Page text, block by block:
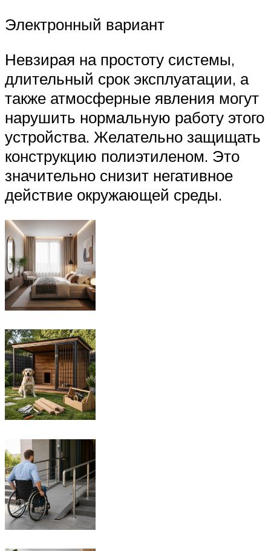
Электронный вариант
Невзирая на простоту системы,
длительный срок эксплуатации, а
также атмосферные явления могут
нарушить нормальную работу этого
устройства. Желательно защищать
конструкцию полиэтиленом. Это
значительно снизит негативное
действие окружающей среды.